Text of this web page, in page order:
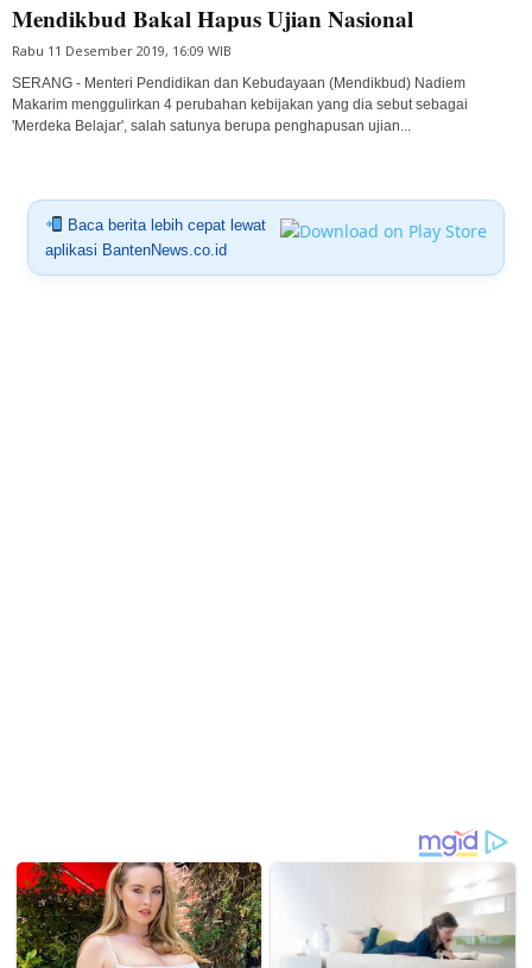
Mendikbud Bakal Hapus Ujian Nasional
Rabu 11 Desember 2019, 16:09 WIB
SERANG - Menteri Pendidikan dan Kebudayaan (Mendikbud) Nadiem
Makarim menggulirkan 4 perubahan kebijakan yang dia sebut sebagai
'Merdeka Belajar', salah satunya berupa penghapusan ujian...
Baca berita lebih cepat lewat
aplikasi BantenNews.co.id